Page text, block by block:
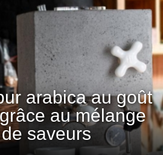
arabica au goût
au mélange
saveurs